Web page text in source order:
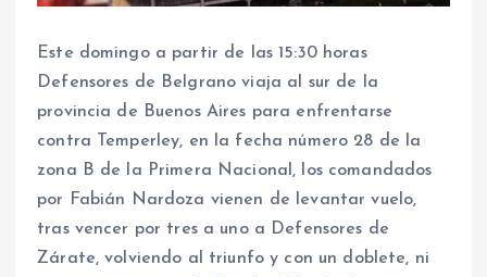
Este domingo a partir de las 15:30 horas
Defensores de Belgrano viaja al sur de la
provincia de Buenos Aires para enfrentarse
contra Temperley, en la fecha número 28 de la
zona B de la Primera Nacional, los comandados
por Fabián Nardoza vienen de levantar vuelo,
tras vencer por tres a uno a Defensores de
Zárate, volviendo al triunfo y con un doblete, ni